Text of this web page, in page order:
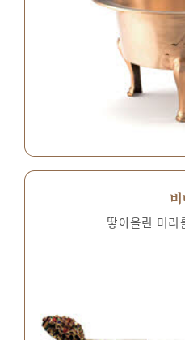
비
땋아올린 머리